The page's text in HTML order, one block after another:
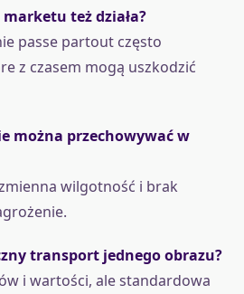
też działa?
passe partout często
z czasem mogą uszkodzić
można przechowywać w
wilgotność i brak
transport jednego obrazu?
i wartości, ale standardowa